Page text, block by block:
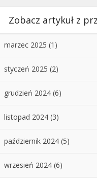
Zobacz artykuł z
marzec 2025 (1)
styczeń 2025 (2)
grudzień 2024 (6)
listopad 2024 (3)
październik 2024 (5)
wrzesień 2024 (6)